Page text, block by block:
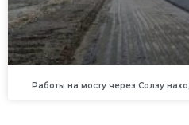
Работы на мосту через Солзу